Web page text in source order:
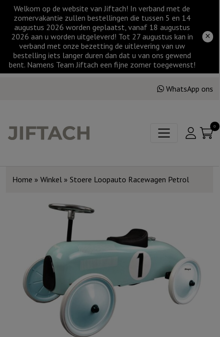
Welkom op de website van Jiftach! In verband met de
zomervakantie zullen bestellingen die tussen 5 en 14
augustus 2026 worden geplaatst, vanaf 18 augustus
2026 aan u worden uitgeleverd! Tot 27 augustus kan in
verband met onze bezetting de uitlevering van uw
bestelling iets langer duren dan dat u van ons gewend
bent. Namens Team Jiftach een fijne zomer toegewenst!
WhatsApp ons
0
Home » Winkel » Stoere Loopauto Racewagen Petrol